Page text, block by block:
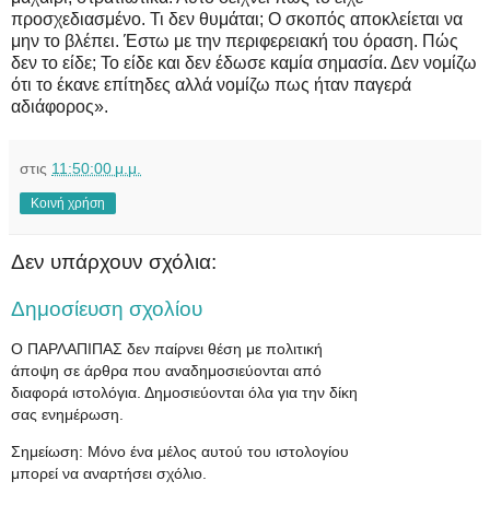
προσχεδιασμένο. Τι δεν θυμάται; Ο σκοπός αποκλείεται να
μην το βλέπει. Έστω με την περιφερειακή του όραση. Πώς
δεν το είδε; Το είδε και δεν έδωσε καμία σημασία. Δεν νομίζω
ότι το έκανε επίτηδες αλλά νομίζω πως ήταν παγερά
αδιάφορος».
στις 11:50:00 μ.μ.
Κοινή χρήση
Δεν υπάρχουν σχόλια:
Δημοσίευση σχολίου
Ο ΠΑΡΛΑΠΙΠΑΣ δεν παίρνει θέση με πολιτική
άποψη σε άρθρα που αναδημοσιεύονται από
διαφορά ιστολόγια. Δημοσιεύονται όλα για την δίκη
σας ενημέρωση.
Σημείωση: Μόνο ένα μέλος αυτού του ιστολογίου
μπορεί να αναρτήσει σχόλιο.